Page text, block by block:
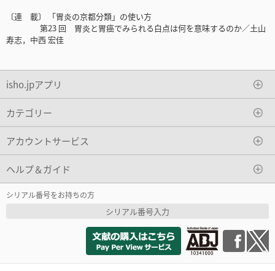
〔連 載〕 「胃炎の京都分類」の使い方
第23 回 胃炎と胃癌でみられる白点は何を意味するのか／土山
寿志，中西 宏佳
isho.jpアプリ
カテゴリー
アカウントサービス
ヘルプ＆ガイド
シリアル番号をお持ちの方
シリアル番号入力